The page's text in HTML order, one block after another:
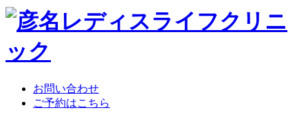
お問い合わせ
ご予約はこちら